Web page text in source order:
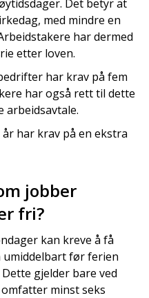
Det betyr at
med mindre en
har dermed
etter loven.
har krav på fem
har også rett til dette
arbeidsavtale.
har krav på en ekstra
jobber
fri?
kan kreve å få
før ferien
gjelder bare ved
minst seks